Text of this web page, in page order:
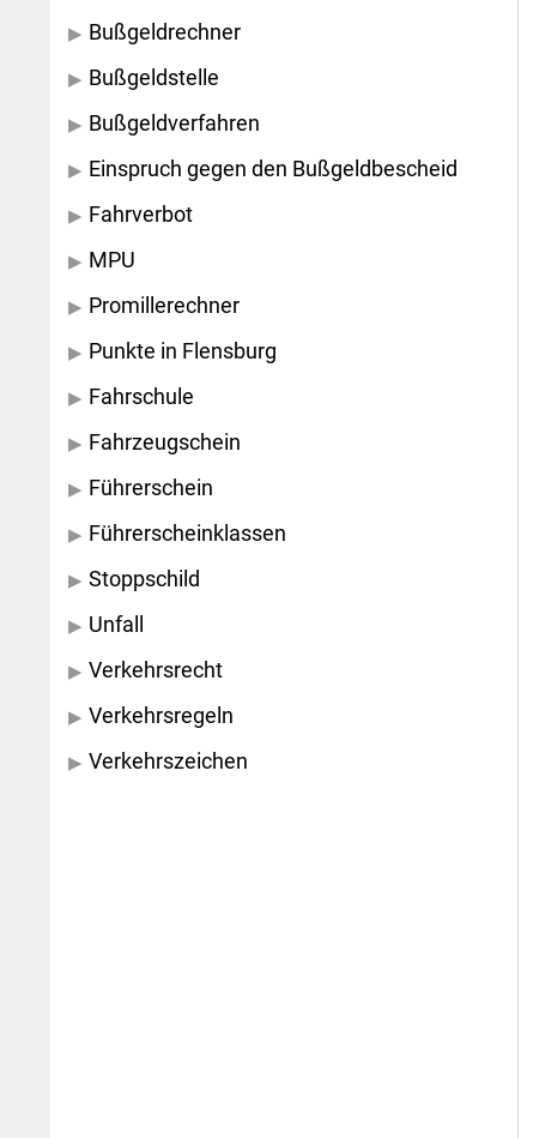
Bußgeldrechner
Bußgeldstelle
Bußgeldverfahren
Einspruch gegen den Bußgeldbescheid
Fahrverbot
MPU
Promillerechner
Punkte in Flensburg
Fahrschule
Fahrzeugschein
Führerschein
Führerscheinklassen
Stoppschild
Unfall
Verkehrsrecht
Verkehrsregeln
Verkehrszeichen